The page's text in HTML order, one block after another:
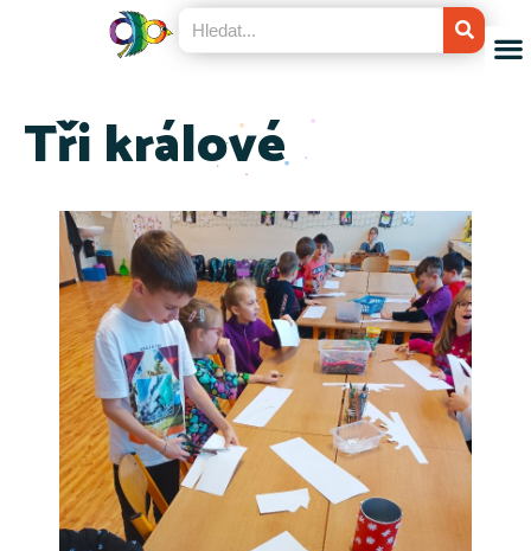
Tři králové